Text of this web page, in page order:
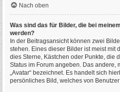
Nach oben
Was sind das für Bilder, die bei
werden?
In der Beitragsansicht können zwei
stehen. Eines dieser Bilder ist meist mit
dies Sterne, Kästchen oder Punkte, die
Status im Forum angeben. Das andere,
„Avatar“ bezeichnet. Es handelt sich
persönliches Bild, welches von